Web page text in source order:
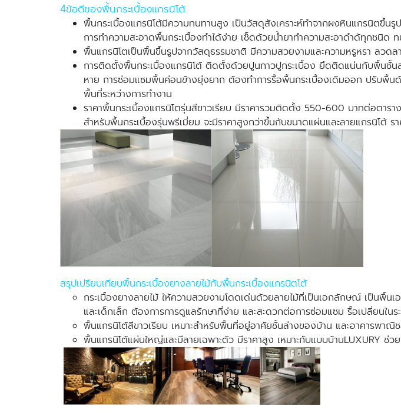
4ข้อดีของพื้นกระเบื้องแกรนิโต้
พื้นกระเบื้องแกรนิโต้มีความทนทานสูง เป็นวัสดุสังเคราะห์ทำจากผงหินแกรนิต
การทำความสะอาดพื้นกระเบื้องทำได้ง่าย เช็ดด้วยน้ำยาทำความสะอาดำด้ทุกชนิด
พื้นแกรนิโตเป็นพื้นขึ้นรูปจากวัสดุธรรมชาติ มีความสวยงามและความหรูหรา ลวด
การติดตั้งพื้นกระเบื้องแกรนิโต้ ติดตั้งด้วยปูนกาวปูกระเบื้อง ยึดติดแน่นกับพื้น
หาย การซ่อมแซมพื้นค่อนข้างยุ่งยาก ต้องทำการรื้อพื้นกระเบื้องเดิมออก ปรับพื้
พื้นที่ระหว่างการทำงาน
ราคาพื้นกระเบื้องแกรนิโตรุ่นสีขาวเรียบ มีราคารวมติดตั้ง 550-600 บาทต่อตาร
สำหรับพื้นกระเบื้องรุ่นพรีเมี่ยม จะมีราคาสูงกว่าขึ้นกับขนาดแผ่นและลายแกรนิโต้
สรุปเปรียบเทียบพื้นกระเบื้องยางลายไม้กับพื้นกระเบื้องแกรนิตโต้
กระเบื้องยางลายไม้ ให้ความสวยงามโดดเด่นด้วยลายไม้ที่เป็นเอกลักษณ์ เป็นพื้
และเด็กเล็ก ต้องการการดูแลรักษาที่ง่าย และสะดวกต่อการซ่อมแซม รื้อเปลี่ยนในร
พื้นแกรนิโต้สีขาวเรียบ เหมาะสำหรับพื้นที่อยู่อาศัยชั้นล่างของบ้าน และอาคารพา
พื้นแกรนิโต้แผ่นใหญ่และมีลายเฉพาะตัว มีราคาสูง เหมาะกับแบบบ้านLUXURY ช่ว